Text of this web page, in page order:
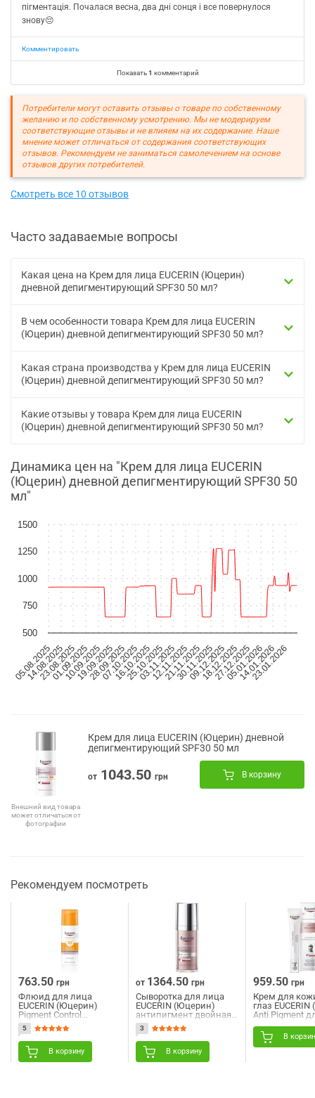
пігментація. Почалася весна, два дні сонця і все повернулося
знову😔
Комментировать
Показать1 комментарий
Потребители могут оставить отзывы о товаре по собственному
желанию и по собственному усмотрению. Мы не модерируем
соответствующие отзывы и не влияем на их содержание. Наше
мнение может отличаться от содержания соответствующих
отзывов. Рекомендуем не заниматься самолечением на основе
отзывов других потребителей.
Смотреть все 10 отзывов
Часто задаваемые вопросы
Какая цена на Крем для лица EUCERIN (Юцерин)
дневной депигментирующий SPF30 50 мл?
В чем особенности товара Крем для лица EUCERIN
(Юцерин) дневной депигментирующий SPF30 50 мл?
Какая страна производства у Крем для лица EUCERIN
(Юцерин) дневной депигментирующий SPF30 50 мл?
Какие отзывы у товара Крем для лица EUCERIN
(Юцерин) дневной депигментирующий SPF30 50 мл?
Динамика цен на "Крем для лица EUCERIN
(Юцерин) дневной депигментирующий SPF30 50
мл"
05.08.2025 03.11.2025
14.08.2025
23.08.2025
01.09.2025
10.09.2025
19.09.2025
28.09.2025
07.10.2025
16.10.2025
25.10.202512.11.2025
21.11.2025
30.11.2025
09.12.2025
18.12.2025
27.12.2025
05.01.2026
14.01.2026
23.01.2026
500
750
1000
1250
1500
Внешний вид товара
может отличаться от
фотографии
Крем для лица EUCERIN (Юцерин) дневной
депигментирующий SPF30 50 мл
от 1043.50 грн В корзину
Рекомендуем посмотреть
763.50 грн
Флюид для лица
EUCERIN (Юцерин)
Pigment Control
солнцезащитный
против
гиперпигментации
SPF50+ 50 мл
5
В корзину
от 1364.50 грн
Сыворотка для лица
EUCERIN (Юцерин)
антипигмент двойная
для уменьшения и
предупреждения
гиперпигментациия 30
мл
3
В корзину
959.50 грн
Крем для
глаз
Anti Pigment
уменьшения
кругов и
15 мл
В